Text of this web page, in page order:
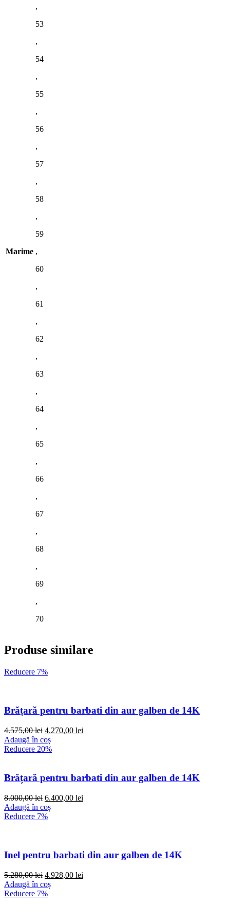
Marime
,
53
,
54
,
55
,
56
,
57
,
58
,
59
,
60
,
61
,
62
,
63
,
64
,
65
,
66
,
67
,
68
,
69
,
70
Produse similare
Reducere 7%
Brățară pentru barbati din aur galben de 14K
4.575,00lei Prețul
inițial
a
4.270,00 lei
Adaugă în coș
Reducere 20%
Brățară pentru barbati din aur galben de 14K
8.000,00lei Prețul
inițial
a
6.400,00 lei
Adaugă în coș
Reducere 7%
Inel pentru barbati din aur galben de 14K
5.280,00lei Prețul
inițial
a
4.928,00 lei
Adaugă în coș
Reducere 7%